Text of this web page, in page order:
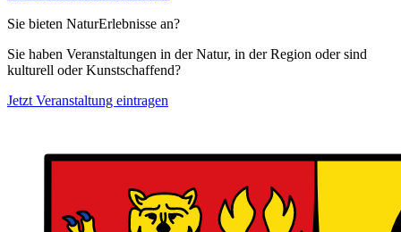
Sie bieten NaturErlebnisse an?
Sie haben Veranstaltungen in der Natur, in der Region oder sind
kulturell oder Kunstschaffend?
Jetzt Veranstaltung eintragen